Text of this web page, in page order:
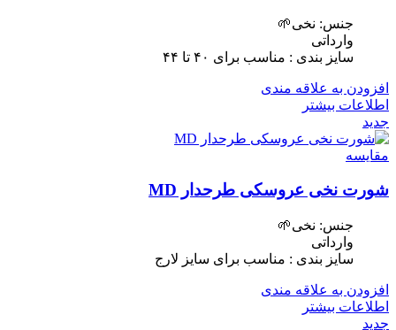
جنس: نخی🌱
وارداتی
سایز بندی : مناسب برای ۴٠ تا ۴۴
افزودن به علاقه مندی
اطلاعات بیشتر
جدید
مقایسه
شورت نخی عروسکی طرحدار MD
جنس: نخی🌱
وارداتی
سایز بندی : مناسب برای سایز لارج
افزودن به علاقه مندی
اطلاعات بیشتر
جدید